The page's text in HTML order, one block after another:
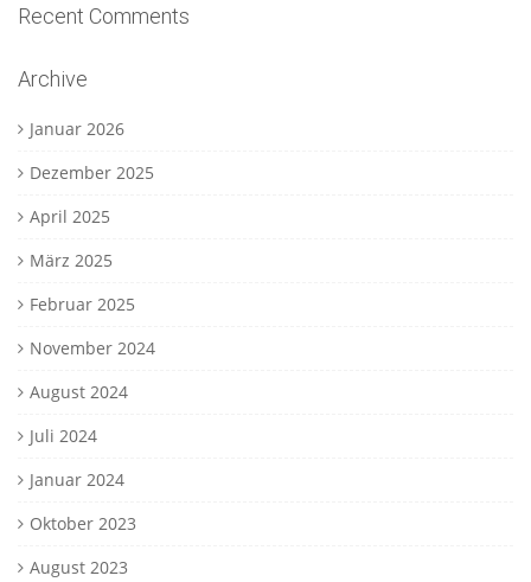
Recent Comments
Archive
Januar 2026
Dezember 2025
April 2025
März 2025
Februar 2025
November 2024
August 2024
Juli 2024
Januar 2024
Oktober 2023
August 2023